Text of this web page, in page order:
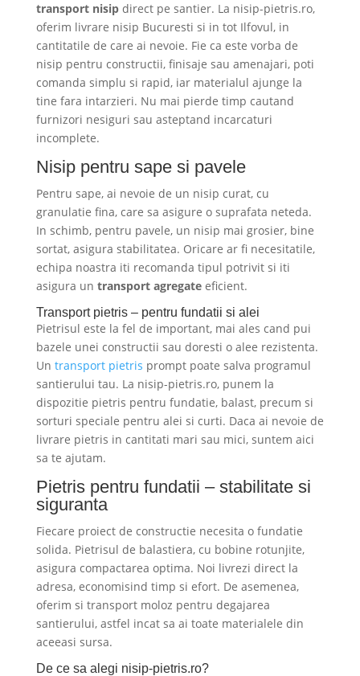
transport nisipdirect pe santier. La nisip-pietris.ro,
oferim livrare nisip Bucuresti si in tot Ilfovul, in
cantitatile de care ai nevoie. Fie ca este vorba de
nisip pentru constructii, finisaje sau amenajari, poti
comanda simplu si rapid, iar materialul ajunge la
tine fara intarzieri. Nu mai pierde timp cautand
furnizori nesiguri sau asteptand incarcaturi
incomplete.
Nisip pentru sape si pavele
Pentru sape, ai nevoie de un nisip curat, cu
granulatie fina, care sa asigure o suprafata neteda.
In schimb, pentru pavele, un nisip mai grosier, bine
sortat, asigura stabilitatea. Oricare ar fi necesitatile,
echipa noastra iti recomanda tipul potrivit si iti
asigura un transport agregateeficient.
Transport pietris – pentru fundatii si alei
Pietrisul este la fel de important, mai ales cand pui
bazele unei constructii sau doresti o alee rezistenta.
Un transport pietris prompt poate salva programul
santierului tau. La nisip-pietris.ro, punem la
dispozitie pietris pentru fundatie, balast, precum si
sorturi speciale pentru alei si curti. Daca ai nevoie de
livrare pietris in cantitati mari sau mici, suntem aici
sa te ajutam.
Pietris pentru fundatii – stabilitate si
siguranta
Fiecare proiect de constructie necesita o fundatie
solida. Pietrisul de balastiera, cu bobine rotunjite,
asigura compactarea optima. Noi livrezi direct la
adresa, economisind timp si efort. De asemenea,
oferim si transport moloz pentru degajarea
santierului, astfel incat sa ai toate materialele din
aceeasi sursa.
De ce sa alegi nisip-pietris.ro?